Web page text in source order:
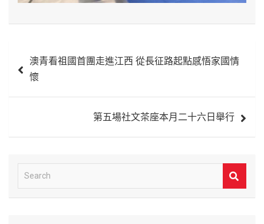
章
澳青看祖國首團走進江西 從長征路起點感悟家國情
懷
第五場社文茶座本月二十六日舉行
e